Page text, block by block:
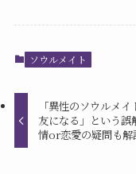
ソウルメイト
「異性のソウルメイ
友になる」という誤
情or恋愛の疑問も解